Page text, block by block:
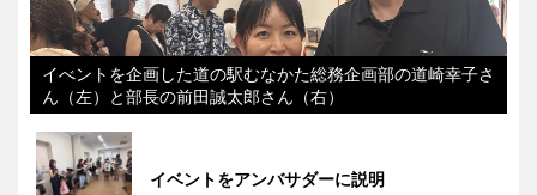
イべントを企画した道の駅むなかた総務企画部の道崎幸子さ
ん（左）と部長の前田誠太郎さん（右）
イベントをアンバサダーに説明